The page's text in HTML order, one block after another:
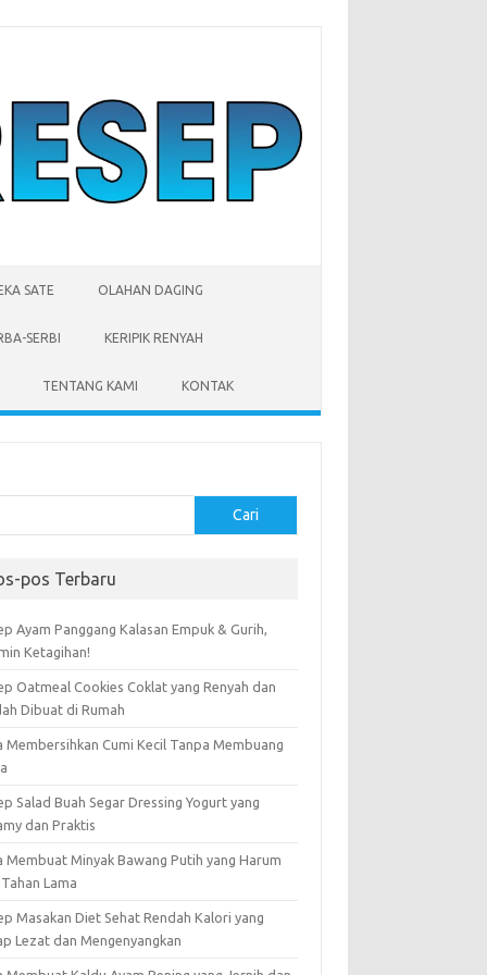
SATE OLAHAN DAGING
SERBI KERIPIK RENYAH
TENTANG KAMI KONTAK
Cari
pos Terbaru
Ayam Panggang Kalasan Empuk & Gurih,
Ketagihan!
Oatmeal Cookies Coklat yang Renyah dan
Dibuat di Rumah
Membersihkan Cumi Kecil Tanpa Membuang
Salad Buah Segar Dressing Yogurt yang
dan Praktis
Membuat Minyak Bawang Putih yang Harum
Lama
Masakan Diet Sehat Rendah Kalori yang
Lezat dan Mengenyangkan